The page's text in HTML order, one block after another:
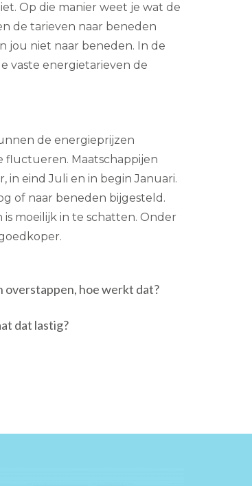
Op die manier weet je wat de
de tarieven naar beneden
jou niet naar beneden. In de
vaste energietarieven de
de energieprijzen
Maatschappijen
in eind Juli en in begin Januari.
of naar beneden bijgesteld.
moeilijk in te schatten. Onder
hoe werkt dat?
dat lastig?